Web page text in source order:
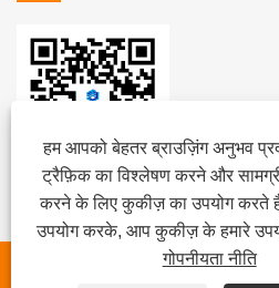
हम आपको बेहतर ब्राउज़िंग अनुभव
ट्रैफ़िक का विश्लेषण करने और
करने के लिए कुकीज़ का उपयोग करते
उपयोग करके, आप कुकीज़ के हमारे
गोपनीयता नीति
कॉपीराइट © 2024 फ़ुज़ियान क्वानझोउ